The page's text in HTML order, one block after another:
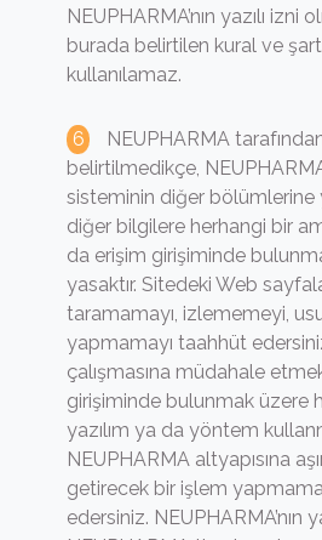
NEUPHARMA’nın yazılı izni
burada belirtilen kural ve
kullanılamaz.
NEUPHARMA
belirtilmedikçe,
sisteminin diğer bölümlerine
diğer bilgilere herhangi bir
da erişim girişiminde
yasaktır. Sitedeki Web
taramamayı, izlememeyi,
yapmamayı taahhüt
çalışmasına müdahale
girişiminde bulunmak üzere
yazılım ya da yöntem
NEUPHARMA altyapısına
getirecek bir işlem
edersiniz. NEUPHARMA’nın